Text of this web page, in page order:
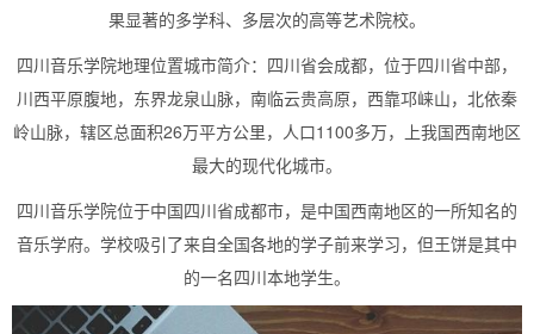
果显著的多学科、多层次的高等艺术院校。
四川音乐学院地理位置城市简介：四川省会成都，位于四川省中部，
川西平原腹地，东界龙泉山脉，南临云贵高原，西靠邛崃山，北依秦
岭山脉，辖区总面积26万平方公里，人口1100多万，上我国西南地区
最大的现代化城市。
四川音乐学院位于中国四川省成都市，是中国西南地区的一所知名的
音乐学府。学校吸引了来自全国各地的学子前来学习，但王饼是其中
的一名四川本地学生。